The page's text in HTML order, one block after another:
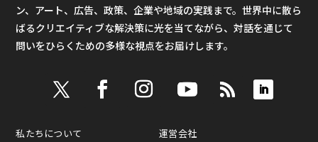
ン、アート、広告、政策、企業や地域の実践まで。世界中に散ら
ばるクリエイティブな解決策に光を当てながら、対話を通じて
問いをひらくための多様な視点をお届けします。
私たちについて 運営会社